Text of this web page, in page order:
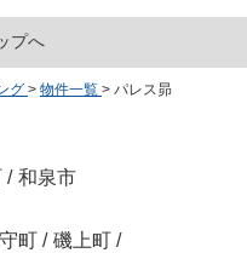
プへ
グ > 物件一覧 > パレス昴
/ 和泉市
町 / 磯上町 /